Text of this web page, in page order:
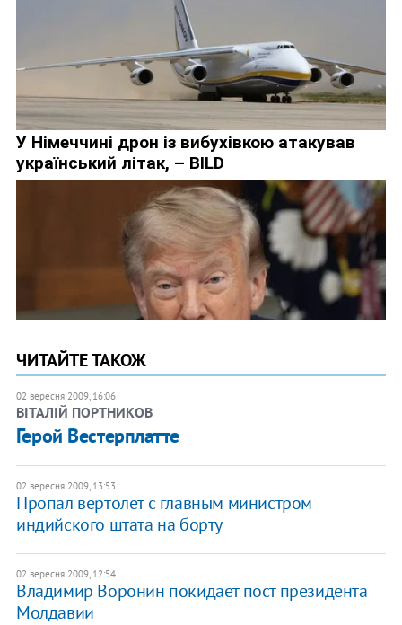
ЧИТАЙТЕ ТАКОЖ
02 вересня 2009, 16:06
ВІТАЛІЙ ПОРТНИКОВ
Герой Вестерплатте
02 вересня 2009, 13:53
Пропал вертолет с главным министром
индийского штата на борту
02 вересня 2009, 12:54
Владимир Воронин покидает пост президента
Молдавии